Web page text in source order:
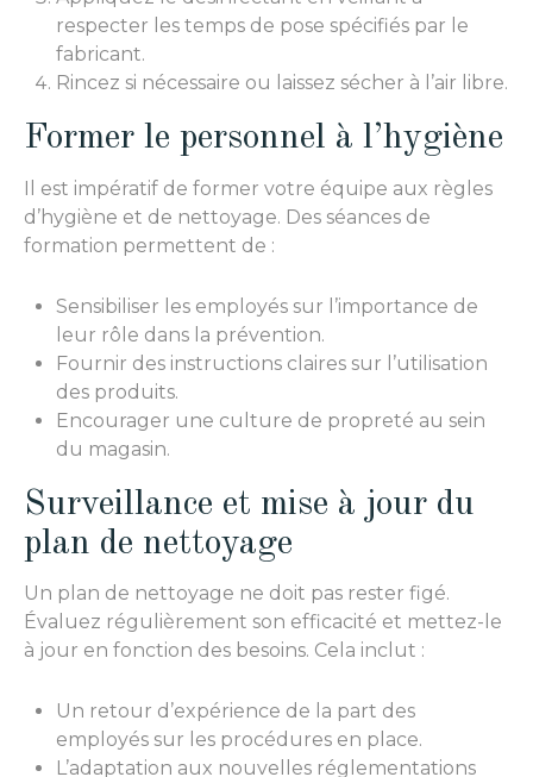
respecter les temps de pose spécifiés par le
fabricant.
Rincez si nécessaire ou laissez sécher à l’air libre.
Former le personnel à l’hygiène
Il est impératif de former votre équipe aux règles
d’hygiène et de nettoyage. Des séances de
formation permettent de :
Sensibiliser les employés sur l’importance de
leur rôle dans la prévention.
Fournir des instructions claires sur l’utilisation
des produits.
Encourager une culture de propreté au sein
du magasin.
Surveillance et mise à jour du
plan de nettoyage
Un plan de nettoyage ne doit pas rester figé.
Évaluez régulièrement son efficacité et mettez-le
à jour en fonction des besoins. Cela inclut :
Un retour d’expérience de la part des
employés sur les procédures en place.
L’adaptation aux nouvelles réglementations